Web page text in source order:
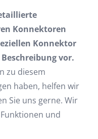
Konnektoren
Konnektor
vor.
zu diesem
haben, helfen wir
Sie uns gerne. Wir
und